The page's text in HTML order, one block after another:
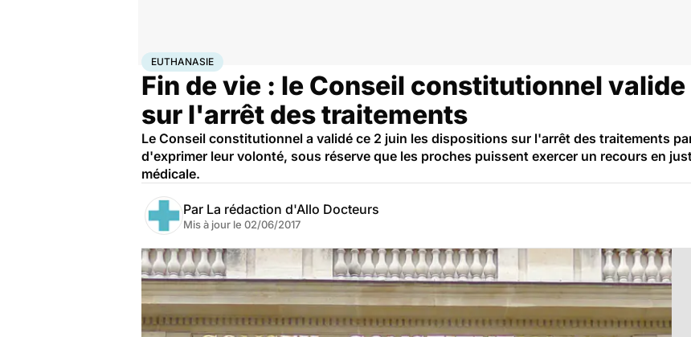
AccueilSantéEuthanasie
EUTHANASIE
Fin de vie : le Conseil constitutionnel
sur l'arrêt des traitements
Le Conseil constitutionnel a validé ce 2 juin les dispositions sur l'arrêt des traitements
d'exprimer leur volonté, sous réserve que les proches puissent exercer un recours en
médicale.
Par La rédaction d'Allo Docteurs
Mis à jour le 02/06/2017